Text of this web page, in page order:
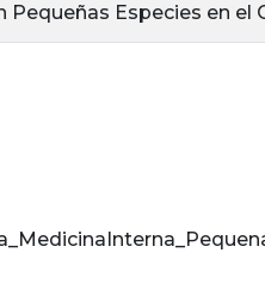
Especies en el